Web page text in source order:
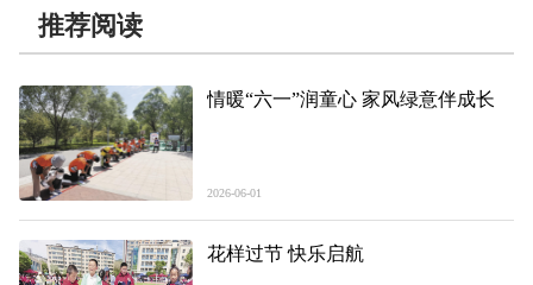
推荐阅读
情暖“六一”润童心 家风绿意伴成长
2026-06-01
花样过节 快乐启航